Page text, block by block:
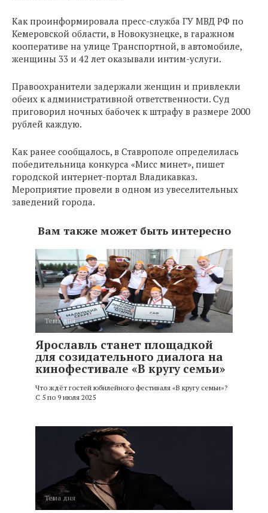
Как проинформировала пресс-служба ГУ МВД РФ по
Кемеровской области, в Новокузнецке, в гаражном
кооперативе на улице Транспортной, в автомобиле,
женщины 33 и 42 лет оказывали интим-услуги.
Правоохранители задержали женщин и привлекли
обеих к административной ответственности. Суд
приговорил ночных бабочек к штрафу в размере 2000
рублей каждую.
Как ранее сообщалось, в Ставрополе определилась
победительница конкурса «Мисс минет», пишет
городской интернет-портал Владикавказ.
Мероприятие провели в одном из увеселительных
заведений города.
Вам также может быть интересно
Тема дня
Ярославль станет площадкой
для созидательного диалога на
кинофестивале «В кругу семьи»
Что ждёт гостей юбилейного фестиваля «В кругу семьи»?
С 5 по 9 июля 2025
Тема дня